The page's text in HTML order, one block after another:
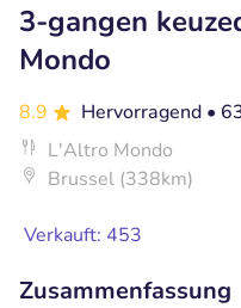
3-gangen
Mondo
8.9 Hervorragend •
L'Altro Mondo
Brussel (338km)
Verkauft: 453
Zusammenfassung